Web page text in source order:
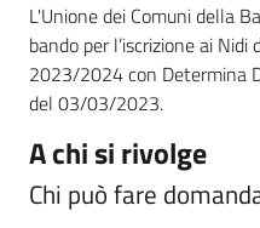
L'Unione dei Comuni della
bando per l’iscrizione ai Nidi
2023/2024 con Determina
del 03/03/2023.
A chi si rivolge
Chi può fare